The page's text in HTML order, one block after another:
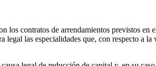
los contratos de arrendamientos previstos
las especialidades que, con respecto a